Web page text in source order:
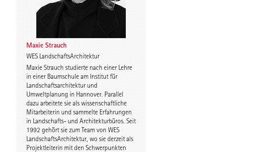
Maxie Strauch
WES LandschaftsArchitektur
Maxie Strauch studierte nach einer Lehre
in einer Baumschule am Institut für
Landschaftsarchitektur und
Umweltplanung in Hannover. Parallel
dazu arbeitete sie als wissenschaftliche
Mitarbeiterin und sammelte Erfahrungen
in Landschafts- und Architekturbüros. Seit
1992 gehört sie zum Team von WES
LandschaftsArchitektur, wo sie derzeit als
Projektleiterin mit den Schwerpunkten
Prof. Petra Riegler-
Floors
Alexandra Mrzigod